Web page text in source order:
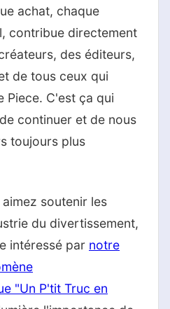
achat, chaque
contribue directement
des éditeurs,
de tous ceux qui
Piece. C'est ça qui
continuer et de nous
toujours plus
soutenir les
du divertissement,
intéressé par notre
"Un P'tit Truc en